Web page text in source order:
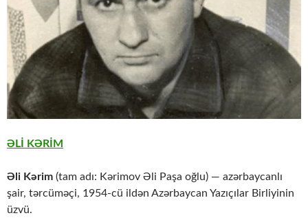
ƏLİ KƏRİM
Əli Kərim (tam adı: Kərimov Əli Paşa oğlu) — azərbaycanlı
şair, tərcüməçi, 1954-cü ildən Azərbaycan Yazıçılar Birliyinin
üzvü.